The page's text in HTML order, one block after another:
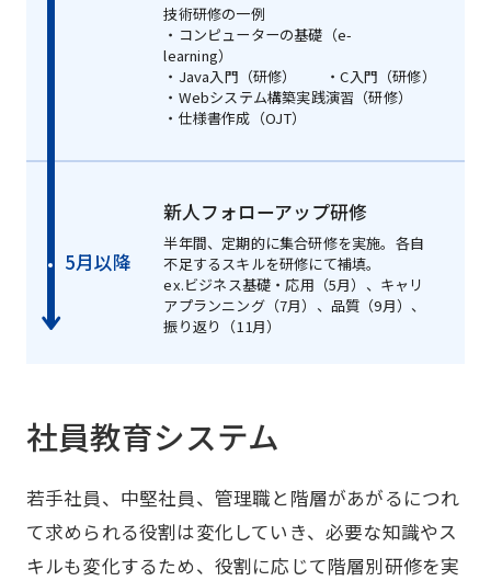
技術研修の一例
・コンピューターの基礎（e-
learning）
・Java入門（研修）
・C入門（研修）
・Webシステム構築実践演習（研修）
・仕様書作成（OJT）
5月以降
新人フォローアップ研修
半年間、定期的に集合研修を実施。各自
不足するスキルを研修にて補填。
ex.ビジネス基礎・応用（5月）、キャリ
アプランニング（7月）、品質（9月）、
振り返り（11月）
社員教育システム
若手社員、中堅社員、管理職と階層があがるにつれ
て求められる役割は変化していき、必要な知識やス
キルも変化するため、役割に応じて階層別研修を実